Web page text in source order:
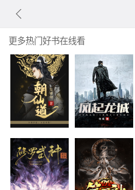
更多热门好书在线看